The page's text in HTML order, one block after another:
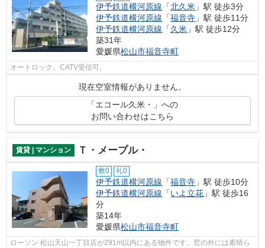
伊予鉄道横河原線 「北久米 」駅 徒歩3分
伊予鉄道横河原線 「福音寺 」駅 徒歩11分
伊予鉄道横河原線 「久米 」駅 徒歩12分
築31年
愛媛県松山市福音寺町
オートロック。CATV受信可。
現在空室情報がありません。
「エコール久米・」への
お問い合わせはこちら
賃貸 | マンション Ｔ・メープル・
敷0 礼0
伊予鉄道横河原線 「福音寺 」駅 徒歩10分
伊予鉄道横河原線 「いよ立花 」駅 徒歩16
分
築14年
愛媛県松山市福音寺町
ローソン 松山天山一丁目店が291m以内にある物件です。窓の外には素晴ら